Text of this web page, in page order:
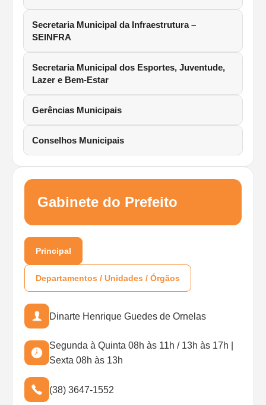
Secretaria Municipal da Infraestrutura –
SEINFRA
Secretaria Municipal dos Esportes, Juventude,
Lazer e Bem-Estar
Gerências Municipais
Conselhos Municipais
Gabinete do Prefeito
Principal
Departamentos / Unidades / Órgãos
Dinarte Henrique Guedes de Ornelas
Segunda à Quinta 08h às 11h / 13h às 17h |
Sexta 08h às 13h
(38) 3647-1552